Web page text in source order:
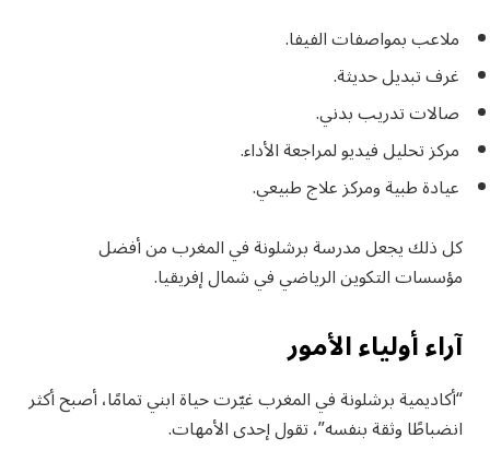
ملاعب بمواصفات الفيفا.
غرف تبديل حديثة.
صالات تدريب بدني.
مركز تحليل فيديو لمراجعة الأداء.
عيادة طبية ومركز علاج طبيعي.
كل ذلك يجعل مدرسة برشلونة في المغرب من أفضل
مؤسسات التكوين الرياضي في شمال إفريقيا.
آراء أولياء الأمور
“أكاديمية برشلونة في المغرب غيّرت حياة ابني تمامًا، أصبح أكثر
انضباطًا وثقة بنفسه”، تقول إحدى الأمهات.